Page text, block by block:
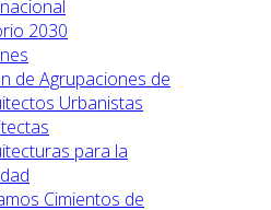
2030
de Agrupaciones de
Urbanistas
para la
Cimientos de